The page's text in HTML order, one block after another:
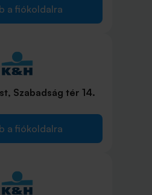
a fiókoldalra
Szabadság tér 14.
a fiókoldalra